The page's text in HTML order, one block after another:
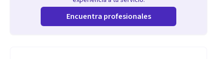
Encuentra profesionales